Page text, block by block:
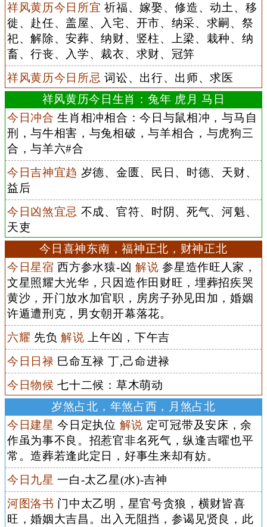
祥风黄历今日所宜 祈福、嫁娶、修造、动土、移
徙、赴任、盖屋、入宅、开市、纳采、求嗣、祭
祀、解除、安葬、纳财、竖柱、上梁、栽种、纳
畜、行丧、入学、裁衣、求财、冠笄
祥风黄历今日所忌 词讼、出行、出师、求医
祥风黄历今日生肖：兔年 虎月 马日
今日冲合 生肖相冲相合：今日与鼠相冲，与马自
刑，与牛相害，与兔相破，与羊相合，与虎狗三
合，与羊六#合
今日吉神宜趋 岁德、金匮、民日、时德、天财、
益后
今日凶煞宜忌 不成、官符、时阴、死气、河魁、
天吏
今日喜神东南，福神正北，财神正北
今日星宿 西方参水猿-凶 解说 参星造作旺人家，
文星照耀大光华，只因造作田财旺，埋葬招疾哭
黄沙，开门放水加官职，房房子孙见田加，婚姻
许遁遭刑克，男女朝开幕落花。
六耀 先负解说 上午凶，下午吉
今日日禄 巳命互禄 丁,己命进禄
今日物候 七十二候：草木萌动
岁煞占北，年煞占西，月煞占北
今日建星 今日定执位 解说 定可冠带及安床，余
作虽为事不良。招惹官非名死气，纵逢吉曜也平
常。造葬若逢此定日，好事生来却有妨。
今日九星 一白-太乙星(水)-吉神
河图洛书 门中太乙明，星官号贪狼，横财皆喜
旺，婚姻大吉昌。出入无阻挡，参谒见贤良，此